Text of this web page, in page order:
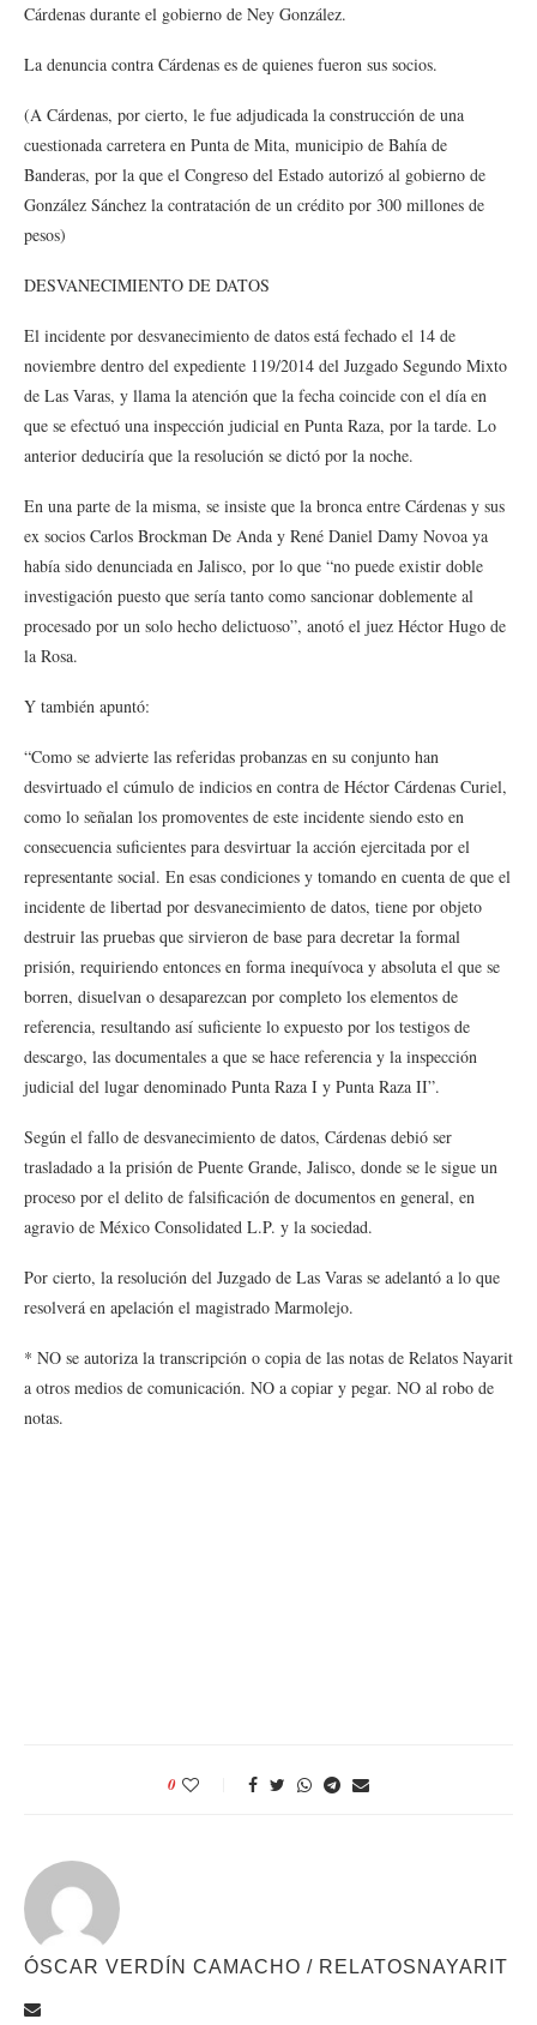
Cárdenas durante el gobierno de Ney González.
La denuncia contra Cárdenas es de quienes fueron sus socios.
(A Cárdenas, por cierto, le fue adjudicada la construcción de una
cuestionada carretera en Punta de Mita, municipio de Bahía de
Banderas, por la que el Congreso del Estado autorizó al gobierno de
González Sánchez la contratación de un crédito por 300 millones de
pesos)
DESVANECIMIENTO DE DATOS
El incidente por desvanecimiento de datos está fechado el 14 de
noviembre dentro del expediente 119/2014 del Juzgado Segundo Mixto
de Las Varas, y llama la atención que la fecha coincide con el día en
que se efectuó una inspección judicial en Punta Raza, por la tarde. Lo
anterior deduciría que la resolución se dictó por la noche.
En una parte de la misma, se insiste que la bronca entre Cárdenas y sus
ex socios Carlos Brockman De Anda y René Daniel Damy Novoa ya
había sido denunciada en Jalisco, por lo que “no puede existir doble
investigación puesto que sería tanto como sancionar doblemente al
procesado por un solo hecho delictuoso”, anotó el juez Héctor Hugo de
la Rosa.
Y también apuntó:
“Como se advierte las referidas probanzas en su conjunto han
desvirtuado el cúmulo de indicios en contra de Héctor Cárdenas Curiel,
como lo señalan los promoventes de este incidente siendo esto en
consecuencia suficientes para desvirtuar la acción ejercitada por el
representante social. En esas condiciones y tomando en cuenta de que el
incidente de libertad por desvanecimiento de datos, tiene por objeto
destruir las pruebas que sirvieron de base para decretar la formal
prisión, requiriendo entonces en forma inequívoca y absoluta el que se
borren, disuelvan o desaparezcan por completo los elementos de
referencia, resultando así suficiente lo expuesto por los testigos de
descargo, las documentales a que se hace referencia y la inspección
judicial del lugar denominado Punta Raza I y Punta Raza II”.
Según el fallo de desvanecimiento de datos, Cárdenas debió ser
trasladado a la prisión de Puente Grande, Jalisco, donde se le sigue un
proceso por el delito de falsificación de documentos en general, en
agravio de México Consolidated L.P. y la sociedad.
Por cierto, la resolución del Juzgado de Las Varas se adelantó a lo que
resolverá en apelación el magistrado Marmolejo.
* NO se autoriza la transcripción o copia de las notas de Relatos Nayarit
a otros medios de comunicación. NO a copiar y pegar. NO al robo de
notas.
0
ÓSCAR VERDÍN CAMACHO / RELATOSNAYARIT